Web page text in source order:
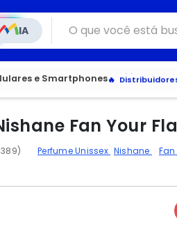
IA
e Smartphones Veja os
Fan Your
Perfume Unissex Nishane Fan